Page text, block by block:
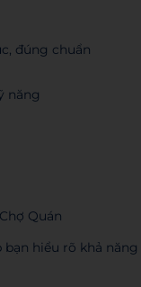
đúng chuẩn
năng
Quán
hiểu rõ khả